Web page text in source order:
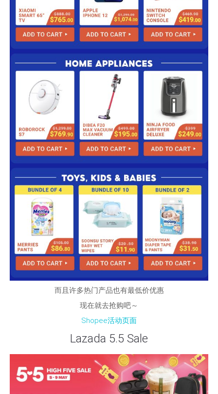
而且许多热门产品也有最低价优惠
现在就去抢购吧～
Shopee活动页面
Lazada 5.5 Sale